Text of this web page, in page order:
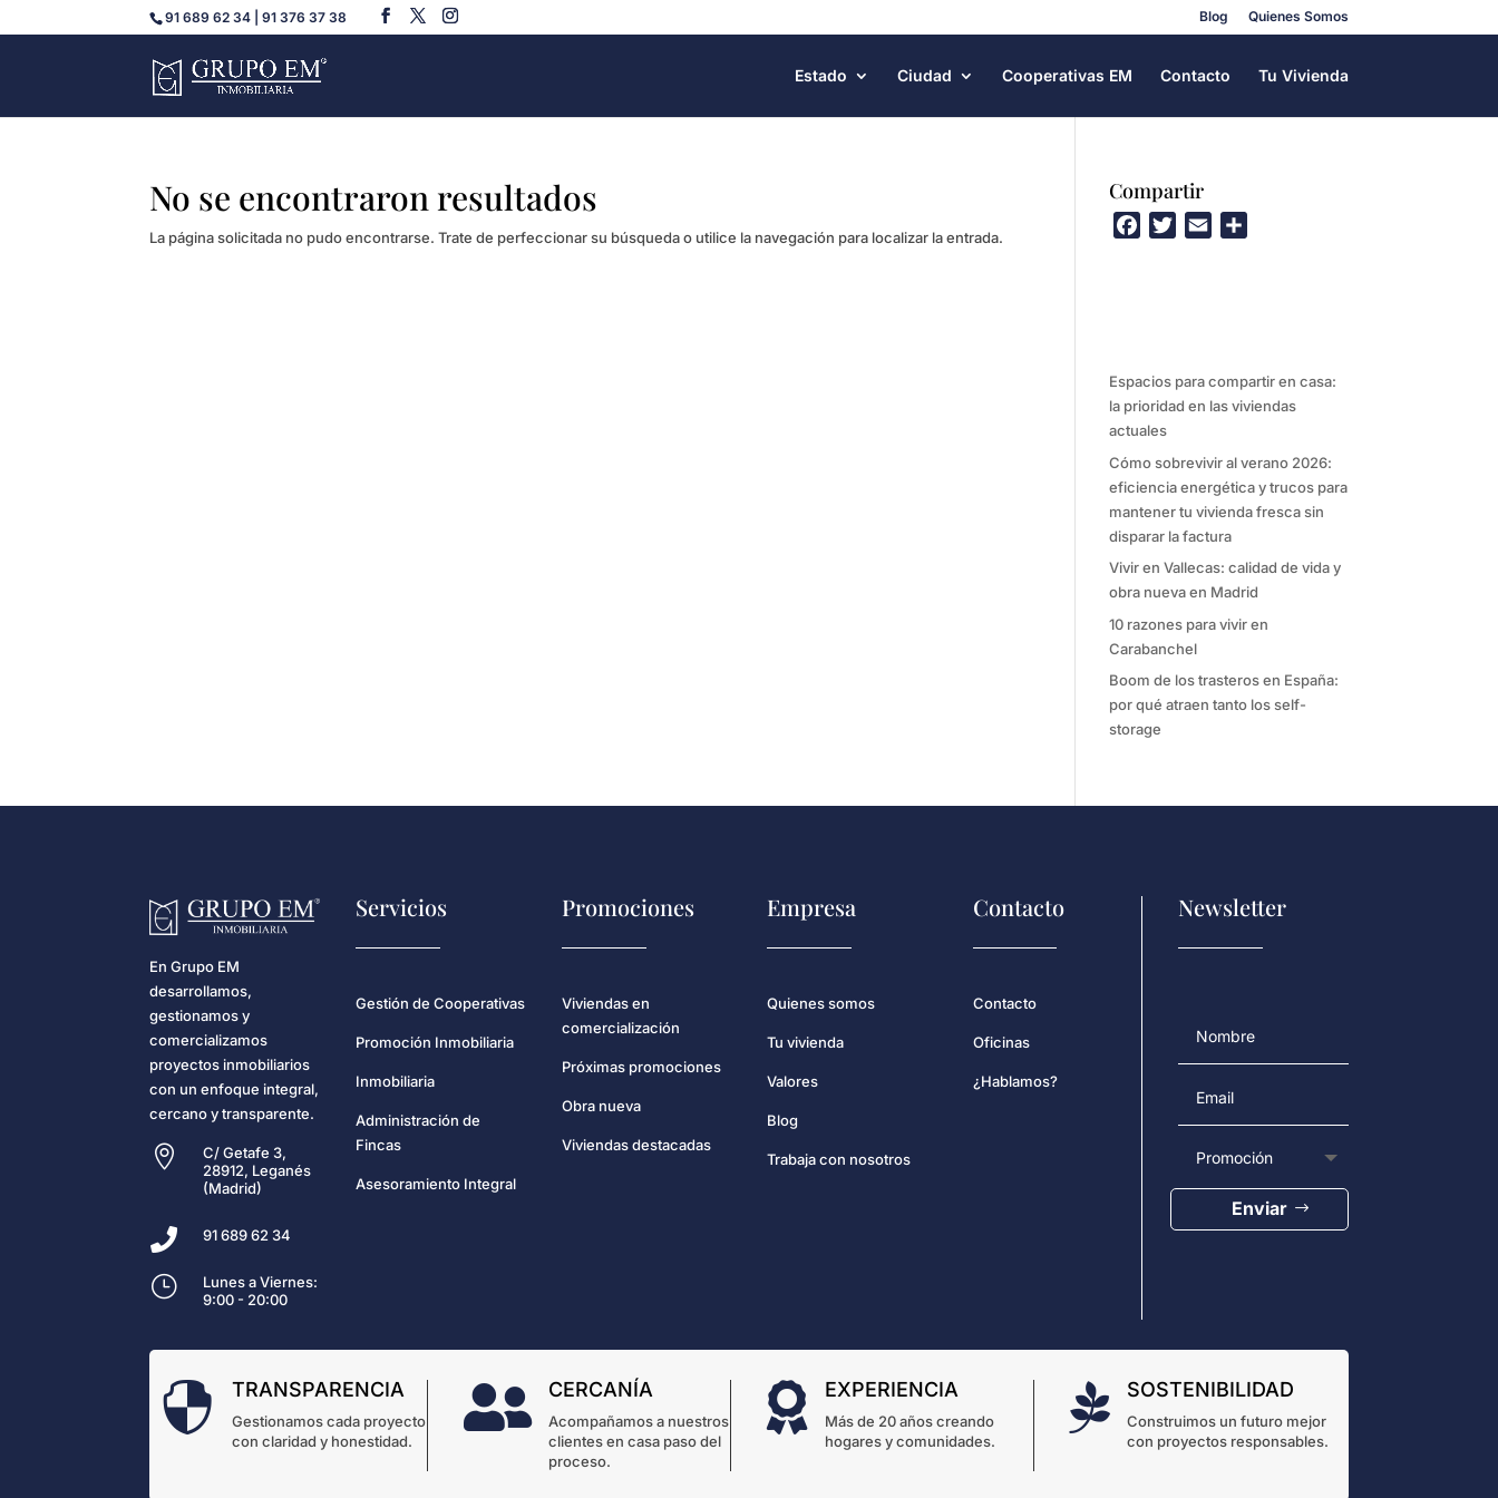
91 689 62 34 | 91 376 37 38 Blog Quienes Somos
Estado Ciudad Cooperativas EM Contacto Tu Vivienda
No se encontraron resultados
La página solicitada no pudo encontrarse. Trate de perfeccionar su búsqueda o utilice la navegación para localizar la entrada.
Compartir
o
k
r
t
i
Espacios para compartir en casa:
la prioridad en las viviendas
actuales
Cómo sobrevivir al verano 2026:
eficiencia energética y trucos para
mantener tu vivienda fresca sin
disparar la factura
Vivir en Vallecas: calidad de vida y
obra nueva en Madrid
10 razones para vivir en
Carabanchel
Boom de los trasteros en España:
por qué atraen tanto los self-
storage
En Grupo EM
desarrollamos,
gestionamos y
comercializamos
proyectos inmobiliarios
con un enfoque integral,
cercano y transparente.

C/ Getafe 3,
28912, Leganés
(Madrid)
 91 689 62 34
}
Lunes a Viernes:
9:00 - 20:00
Servicios
Gestión de Cooperativas
Promoción Inmobiliaria
Inmobiliaria
Administración de
Fincas
Asesoramiento Integral
Promociones
Viviendas en
comercialización
Próximas promociones
Obra nueva
Viviendas destacadas
Empresa
Quienes somos
Tu vivienda
Valores
Blog
Trabaja con nosotros
Contacto
Contacto
Oficinas
¿Hablamos?
Newsletter
Enviar
 TRANSPARENCIA
Gestionamos cada proyecto
con claridad y honestidad.
 CERCANÍA
Acompañamos a nuestros
clientes en casa paso del
proceso.
 EXPERIENCIA
Más de 20 años creando
hogares y comunidades.
 SOSTENIBILIDAD
Construimos un futuro mejor
con proyectos responsables.